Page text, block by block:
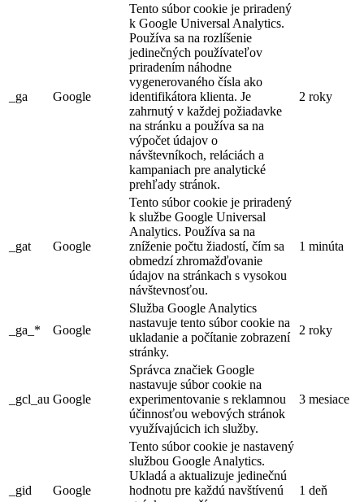
_ga Google
Tento súbor cookie je priradený
k Google Universal Analytics.
Používa sa na rozlíšenie
jedinečných používateľov
priradením náhodne
vygenerovaného čísla ako
identifikátora klienta. Je
zahrnutý v každej požiadavke
na stránku a používa sa na
výpočet údajov o
návštevníkoch, reláciách a
kampaniach pre analytické
prehľady stránok.
2 roky
_gat Google
Tento súbor cookie je priradený
k službe Google Universal
Analytics. Používa sa na
zníženie počtu žiadostí, čím sa
obmedzí zhromažďovanie
údajov na stránkach s vysokou
návštevnosťou.
1 minúta
_ga_* Google
Služba Google Analytics
nastavuje tento súbor cookie na
ukladanie a počítanie zobrazení
stránky.
2 roky
_gcl_au Google
Správca značiek Google
nastavuje súbor cookie na
experimentovanie s reklamnou
účinnosťou webových stránok
využívajúcich ich služby.
3 mesiace
_gid Google
Tento súbor cookie je nastavený
službou Google Analytics.
Ukladá a aktualizuje jedinečnú
hodnotu pre každú navštívenú
1 deň